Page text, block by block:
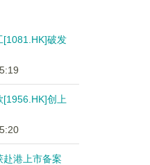
[1081.HK]破发
[1956.HK]创上
赴港上市备案